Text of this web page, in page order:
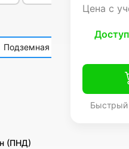
Подземная
(ПНД)
Цена с
Быстрый